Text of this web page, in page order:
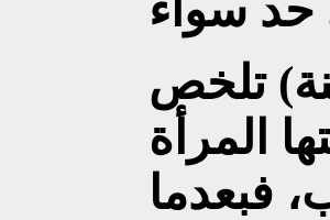
(35 سنة) تلخص
المرأة
فبعدما